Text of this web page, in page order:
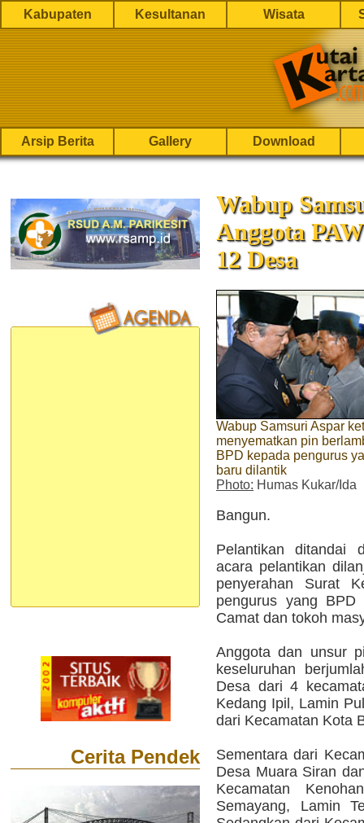
Kabupaten Kesultanan Wisata
Arsip Berita Gallery Download
Cerita Pendek
Wabup
Anggota
12 Desa
Wabup Samsuri Aspar
menyematkan pin
BPD kepada pengurus
baru dilantik
Photo: Humas Kukar/Ida
Bangun.
Pelantikan ditandai
acara pelantikan
penyerahan Surat
pengurus yang BPD
Camat dan tokoh
Anggota dan unsur
keseluruhan
Desa dari 4
Kedang Ipil, Lamin
dari Kecamatan Kota
Sementara dari
Desa Muara Siran
Kecamatan
Semayang, Lamin